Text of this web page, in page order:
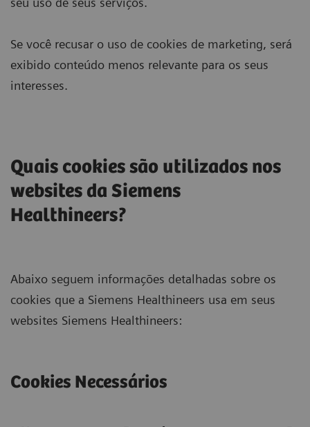
Se você recusar o uso de cookies de marketing, será
exibido conteúdo menos relevante para os seus
interesses.
Quais cookies são utilizados nos
websites da Siemens
Healthineers?
Abaixo seguem informações detalhadas sobre os
cookies que a Siemens Healthineers usa em seus
websites Siemens Healthineers:
Cookies Necessários